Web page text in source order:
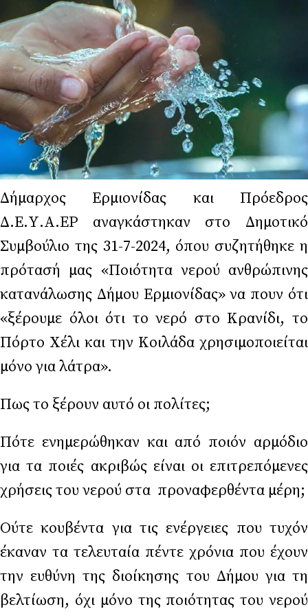
Δήμαρχος Ερμιονίδας και Πρόεδρος
Δ.Ε.Υ.Α.ΕΡ αναγκάστηκαν στο Δημοτικό
Συμβούλιο της 31-7-2024, όπου συζητήθηκε η
πρότασή μας «Ποιότητα νερού ανθρώπινης
κατανάλωσης Δήμου Ερμιονίδας» να πουν ότι
«ξέρουμε όλοι ότι το νερό στο Κρανίδι, το
Πόρτο Χέλι και την Κοιλάδα χρησιμοποιείται
μόνο για λάτρα».
Πως το ξέρουν αυτό οι πολίτες;
Πότε ενημερώθηκαν και από ποιόν αρμόδιο
για τα ποιές ακριβώς είναι οι επιτρεπόμενες
χρήσεις του νερού στα προναφερθέντα μέρη;
Ούτε κουβέντα για τις ενέργειες που τυχόν
έκαναν τα τελευταία πέντε χρόνια που έχουν
την ευθύνη της διοίκησης του Δήμου για τη
βελτίωση, όχι μόνο της ποιότητας του νερού